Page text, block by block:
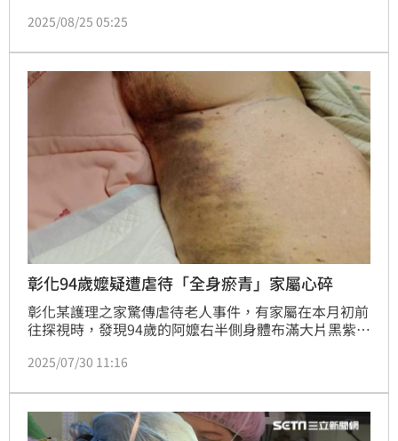
管她長期堅持早晚刷牙、飯後漱口，仍無法倖免。事件
知不足的廣泛討論。
2025/08/25 05:25
彰化94歲嬤疑遭虐待「全身瘀青」家屬心碎
彰化某護理之家驚傳虐待老人事件，有家屬在本月初前
往探視時，發現94歲的阿嬤右半側身體布滿大片黑紫瘀
及疑似血腫或軟組織發炎感染，質疑護理之家照護不
及家屬交待。
2025/07/30 11:16